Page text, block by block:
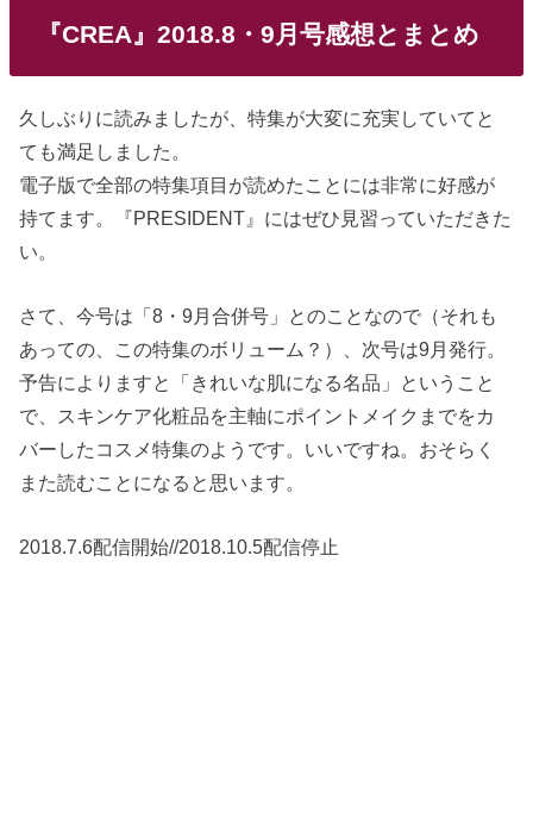
『CREA』2018.8・9月号感想とまとめ
久しぶりに読みましたが、特集が大変に充実していてと
ても満足しました。
電子版で全部の特集項目が読めたことには非常に好感が
持てます。『PRESIDENT』にはぜひ見習っていただきた
い。
さて、今号は「8・9月合併号」とのことなので（それも
あっての、この特集のボリューム？）、次号は9月発行。
予告によりますと「きれいな肌になる名品」ということ
で、スキンケア化粧品を主軸にポイントメイクまでをカ
バーしたコスメ特集のようです。いいですね。おそらく
また読むことになると思います。
2018.7.6配信開始//2018.10.5配信停止